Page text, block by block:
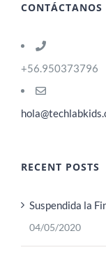
CONTÁCTANOS
+56.950373796
RECENT POSTS
Suspendida la
04/05/2020